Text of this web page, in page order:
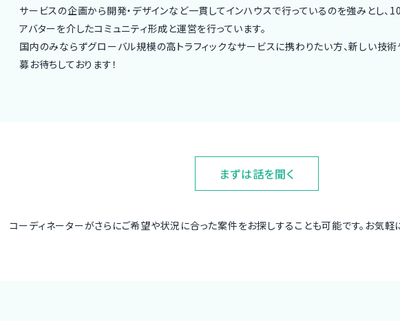
サービスの企画から開発・デザインなど一貫してインハウスで行っているのを強みとし、
アバターを介したコミュニティ形成と運営を行っています。
国内のみならずグローバル規模の高トラフィックなサービスに携わりたい方、新しい技
募お待ちしております！
まずは話を聞く
コーディネーターがさらにご希望や状況に合った案件をお探しすることも可能です。お気軽